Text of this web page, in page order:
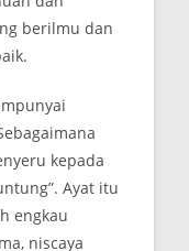
berilmu dan
kepada
Ayat itu
engkau
niscaya